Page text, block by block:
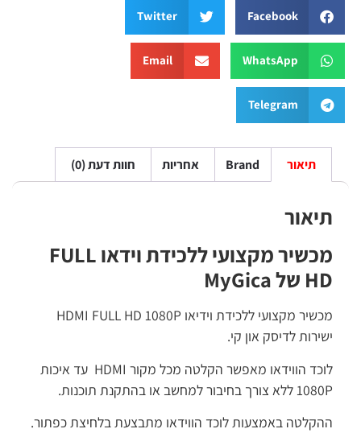
Facebook
Twitter
WhatsApp
Email
Telegram
Brand אחריות חוות דעת (0)
מכשיר מקצועי ללכידת וידאו FULL
מכשיר מקצועי ללכידת וידיאו HDMI FULL HD 1080P
לדיסק און קי.
לוכד הווידאו מאפשר הקלטה מכל מקור HDMI עד איכות
באמצעות לוכד הווידאו מתבצעת בלחיצת כפתור.